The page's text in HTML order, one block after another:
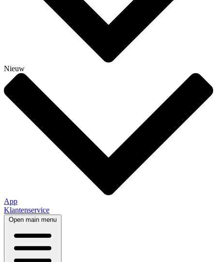
Nieuw
App
Klantenservice
Open main menu